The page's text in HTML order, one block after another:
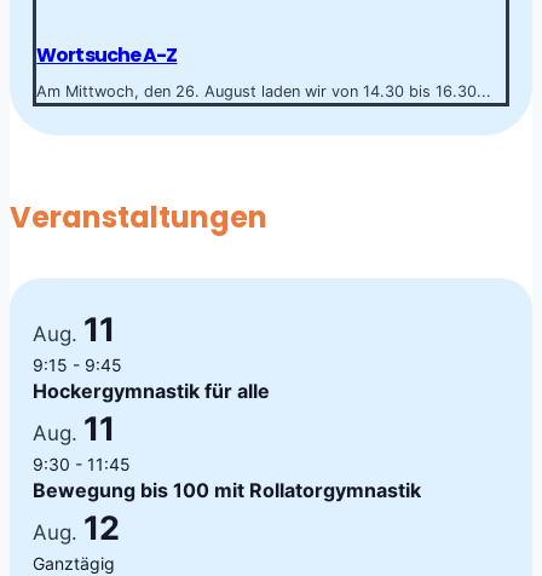
Wortsuche A-Z
Am Mittwoch, den 26. August laden wir von 14.30 bis 16.30...
Veranstaltungen
Aug. 11
9:15 - 9:45
Hockergymnastik für alle
Aug. 11
9:30 -11:45
Bewegung bis 100 mit Rollatorgymnastik
Aug. 12
Ganztägig